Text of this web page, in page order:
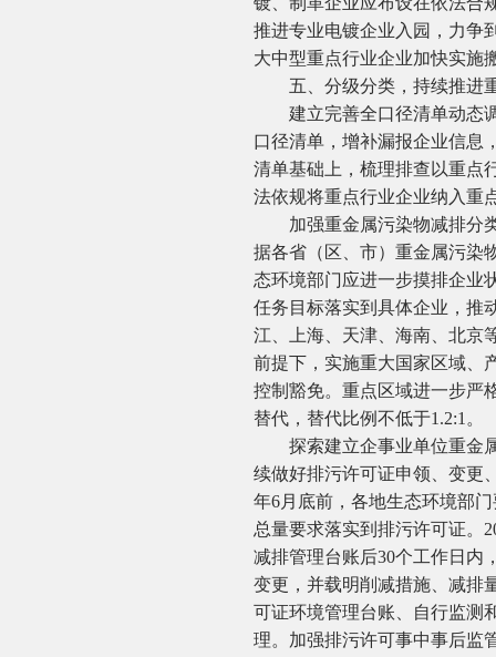
推进专业电镀企业入园，力争
大中型重点行业企业加快实施
五、分级分类，持续推进
建立完善全口径清单动态调
口径清单，增补漏报企业信息
清单基础上，梳理排查以重点
法依规将重点行业企业纳入重
加强重金属污染物减排分类
据各省（区、市）重金属污染
态环境部门应进一步摸排企业
任务目标落实到具体企业，推
江、上海、天津、海南、北京
前提下，实施重大国家区域、
控制豁免。重点区域进一步严
替代，替代比例不低于1.2:1。
探索建立企事业单位重金属
续做好排污许可证申领、变更
年6月底前，各地生态环境部
总量要求落实到排污许可证。
减排管理台账后30个工作日内
变更，并载明削减措施、减排
可证环境管理台账、自行监测
理。加强排污许可事中事后监